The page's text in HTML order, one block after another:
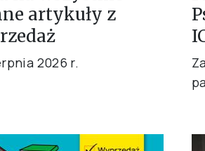
artykuły z
2026 r.